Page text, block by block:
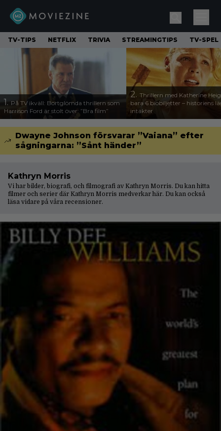
TV-TIPS NETFLIX TRIVIA STREAMINGTIPS TV-SPEL
1. På TV ikväll: Bortglömda thrillern som
Harrison Ford är stolt över: ”Bra film”
2. Thrillern med Katherine
bara 6 biobiljetter – historiens
intäkter
Dwayne Johnson försvarar ”Vaiana” efter
sågningarna: ”Sånt händer”
Kathryn Morris
Vi har bilder, biografi, och filmografi av Kathryn Morris. Du kan hitta
filmer och serier där Kathryn Morris medverkar här. Du kan också
läsa vidare på våra recensioner.